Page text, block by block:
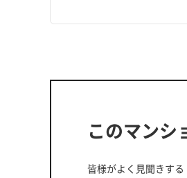
このマンシ
皆様がよく見聞きす